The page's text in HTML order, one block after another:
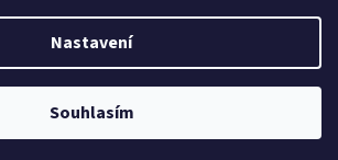
Nastavení
Souhlasím
. Všechna práva vyhrazena.Upravit
nastavení cookies